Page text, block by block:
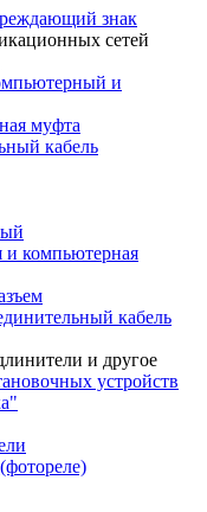
знак
сетей
и
муфта
кабель
и компьютерная
кабель
и другое
устройств